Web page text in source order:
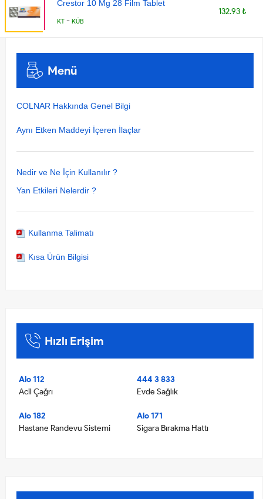
Crestor 10 Mg 28 Film Tablet
KT - KÜB
132.93 ₺
Menü
COLNAR Hakkında Genel Bilgi
Aynı Etken Maddeyi İçeren İlaçlar
Nedir ve Ne İçin Kullanılır ?
Yan Etkileri Nelerdir ?
Kullanma Talimatı
Kısa Ürün Bilgisi
Hızlı Erişim
Alo 112
Acil Çağrı
444 3 833
Evde Sağlık
Alo 182
Hastane Randevu Sistemi
Alo 171
Sigara Bırakma Hattı